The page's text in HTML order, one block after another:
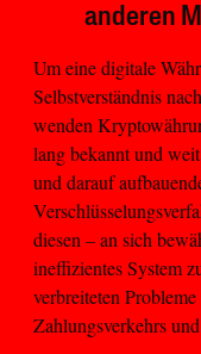
anderen
Um eine digitale
Selbstverständnis
wenden
lang bekannt und
und darauf
diesen – an sich
ineffizientes System
verbreiteten
Zahlungsverkehrs